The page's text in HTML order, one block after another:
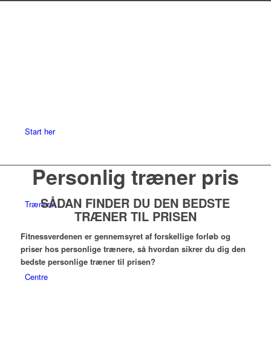
Start her
Trænere
Centre
Personlig træner pris
SÅDAN FINDER DU DEN BEDSTE
TRÆNER TIL PRISEN
Fitnessverdenen er gennemsyret af forskellige forløb og
priser hos personlige trænere, så hvordan sikrer du dig den
bedste personlige træner til prisen?